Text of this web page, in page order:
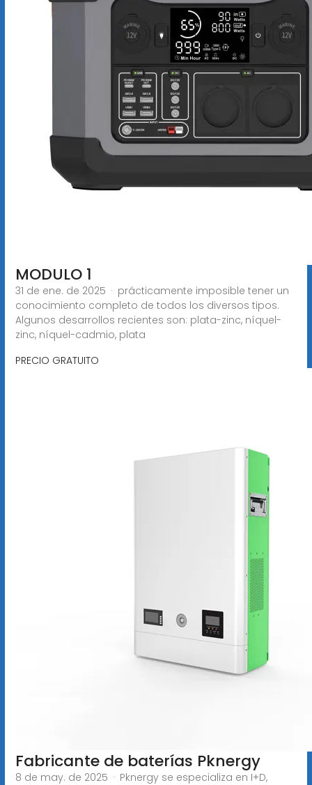
MODULO 1
31 de ene. de 2025 · prácticamente imposible tener un
conocimiento completo de todos los diversos tipos.
Algunos desarrollos recientes son: plata-zinc, níquel-
zinc, níquel-cadmio, plata
PRECIO GRATUITO
Fabricante de baterías Pknergy
8 de may. de 2025 · Pknergy se especializa en I+D,